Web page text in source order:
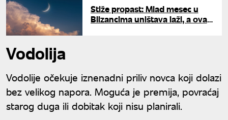
Stiže propast: Mlad mesec u
Blizancima uništava laži, a ova
Vodolija
Vodolije očekuje iznenadni priliv novca koji dolazi
bez velikog napora. Moguća je premija, povraćaj
starog duga ili dobitak koji nisu planirali.